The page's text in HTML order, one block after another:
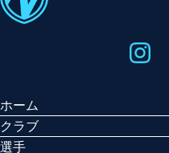
ホーム
クラブ
選手